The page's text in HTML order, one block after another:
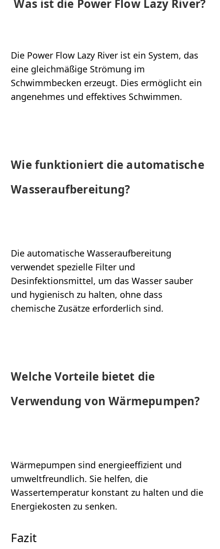
Was ist die Power Flow Lazy River?
Die Power Flow Lazy River ist ein System, das
eine gleichmäßige Strömung im
Schwimmbecken erzeugt. Dies ermöglicht ein
angenehmes und effektives Schwimmen.
Wie funktioniert die automatische
Wasseraufbereitung?
Die automatische Wasseraufbereitung
verwendet spezielle Filter und
Desinfektionsmittel, um das Wasser sauber
und hygienisch zu halten, ohne dass
chemische Zusätze erforderlich sind.
Welche Vorteile bietet die
Verwendung von Wärmepumpen?
Wärmepumpen sind energieeffizient und
umweltfreundlich. Sie helfen, die
Wassertemperatur konstant zu halten und die
Energiekosten zu senken.
Fazit